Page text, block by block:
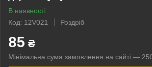
В наявності
Код: 12V021
Роздріб
85 ₴
Мінімальна сума замовлення на сайті —